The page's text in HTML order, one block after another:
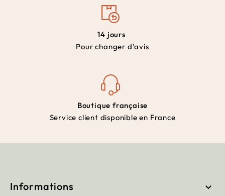
14 jours
Pour changer d'avis
Boutique française
Service client disponible en France
Informations 